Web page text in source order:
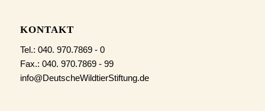
KONTAKT
Tel.: 040. 970.7869 - 0
Fax.: 040. 970.7869 - 99
info@DeutscheWildtierStiftung.de